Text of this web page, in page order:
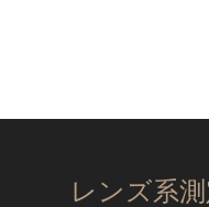
レンズ系